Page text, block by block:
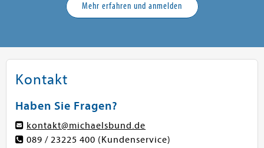
Mehr erfahren und anmelden
Kontakt
Haben Sie Fragen?
kontakt@michaelsbund.de
089 / 23225 400 (Kundenservice)